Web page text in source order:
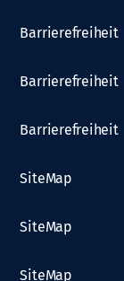
Barrierefreiheit
Barrierefreiheit
Barrierefreiheit
SiteMap
SiteMap
SiteMap